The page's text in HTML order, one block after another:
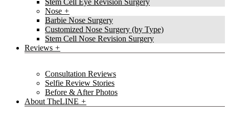
Nose
Barbie Nose Surgery
Customized Nose Surgery (by Type)
Stem Cell Nose Revision Surgery
Reviews
Consultation Reviews
Selfie Review Stories
Before & After Photos
About TheLINE